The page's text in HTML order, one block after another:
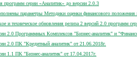
серии «Аналитик» до версии 2.0.3
параметры Методики оценки финансового
и техническое обновления релиза 2 версий 2.0 программ
2.0 Программных Комплексов "Бизнес-аналитик" и
2.0 ПК "Кредитный аналитик" от 21.06.2018г.
1.1 ПК "Бизнес-аналитик" от 17.04.2017г.